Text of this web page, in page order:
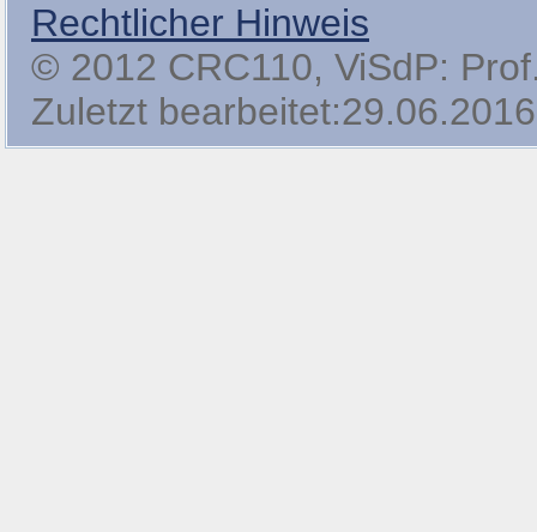
Rechtlicher Hinweis
© 2012 CRC110, ViSdP:
Zuletzt